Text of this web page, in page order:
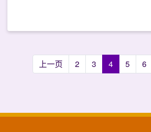
上一页 2 3 4 5 6